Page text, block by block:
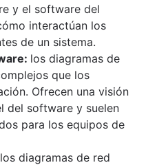
y el software del
interactúan los
de un sistema.
los diagramas de
que los
Ofrecen una visión
del software y suelen
para los equipos de
los diagramas de red